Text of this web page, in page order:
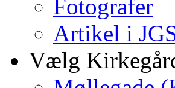
Fotografer
Artikel i
Vælg